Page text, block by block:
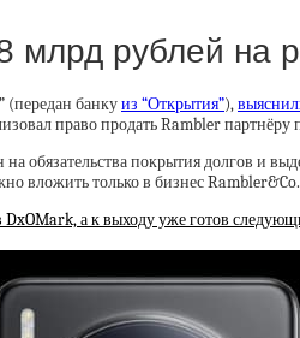
млрд рублей на
(передан банкуиз “Открытия”),
право продать Rambler партнёру
обязательства покрытия долгов и
вложить только в бизнес Rambler&Co.
а к выходу уже готов